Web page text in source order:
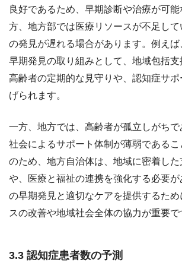
良好であるため、早期診断や治療が可
方、地方部では医療リソースが不足し
の発見が遅れる場合があります。例え
早期発見の取り組みとして、地域包括
高齢者の定期的な見守りや、認知症サ
げられます。
一方、地方では、高齢者が孤立しがち
社会によるサポート体制が薄弱であるこ
のため、地方自治体は、地域に密着し
や、医療と福祉の連携を強化する必要
の早期発見と適切なケアを提供するた
スの改善や地域社会全体の協力が重要で
3.3 認知症患者数の予測